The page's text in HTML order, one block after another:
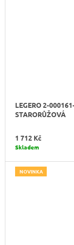
LEGERO 2-
STARORŮŽOVÁ
1 712 Kč
Skladem
NOVINKA